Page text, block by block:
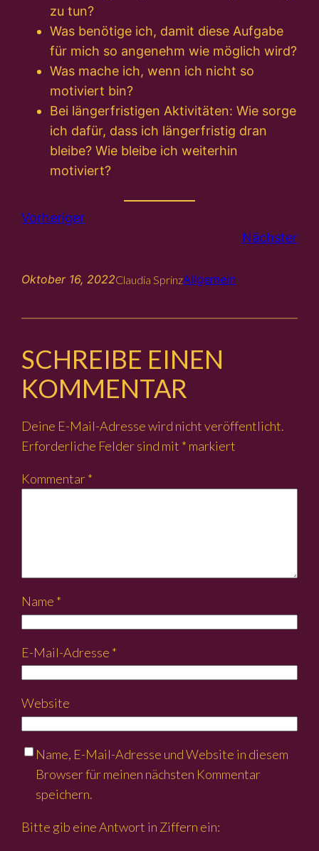
zu tun?
Was benötige ich, damit diese Aufgabe
für mich so angenehm wie möglich wird?
Was mache ich, wenn ich nicht so
motiviert bin?
Bei längerfristigen Aktivitäten: Wie sorge
ich dafür, dass ich längerfristig dran
bleibe? Wie bleibe ich weiterhin
motiviert?
Vorheriger
Nächster
Oktober 16, 2022Claudia SprinzAllgemein
SCHREIBE EINEN
KOMMENTAR
Deine E-Mail-Adresse wird nicht veröffentlicht.
Erforderliche Felder sind mit * markiert
Kommentar*
Name *
E-Mail-Adresse *
Website
Name, E-Mail-Adresse und Website in diesem
Browser für meinen nächsten Kommentar
speichern.
Bitte gib eine Antwort in Ziffern ein: